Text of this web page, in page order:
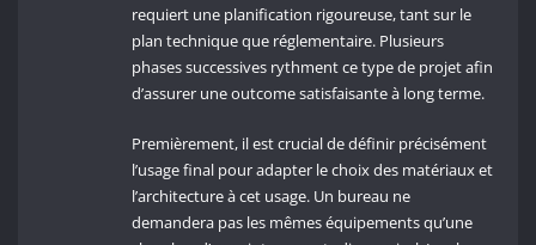
requiert une planification rigoureuse, tant sur le
plan technique que réglementaire. Plusieurs
phases successives rythment ce type de projet afin
d’assurer une outcome satisfaisante à long terme.
Premièrement, il est crucial de définir précisément
l’usage final pour adapter le choix des matériaux et
l’architecture à cet usage. Un bureau ne
demandera pas les mêmes équipements qu’une